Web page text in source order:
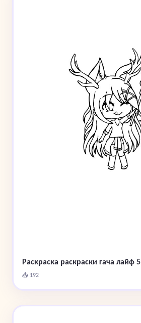
Раскраска раскраски гача лайф 5
📥 192